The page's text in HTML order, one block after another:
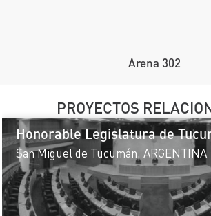
Arena 302
PROYECTOS
Honorable Legislatura de
San Miguel de Tucumán, ARGENTINA